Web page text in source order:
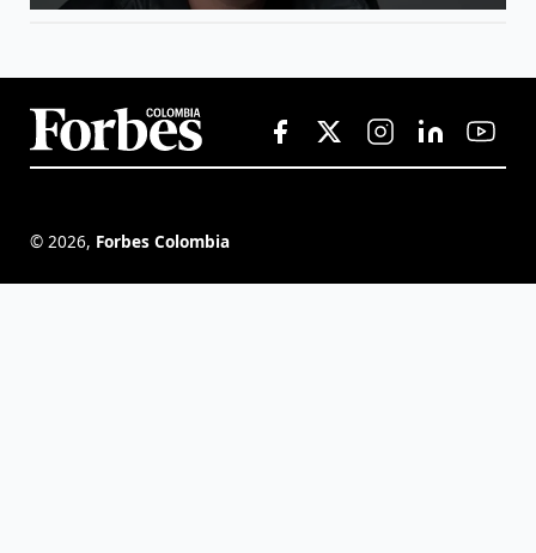
© 2026, Forbes Colombia